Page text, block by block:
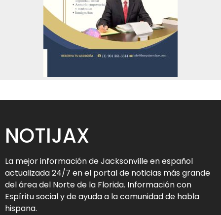
NOTIJAX
La mejor información de Jacksonville en español
actualizada 24/7 en el portal de noticias más grande
del área del Norte de la Florida. Información con
Espíritu social y de ayuda a la comunidad de habla
hispana.